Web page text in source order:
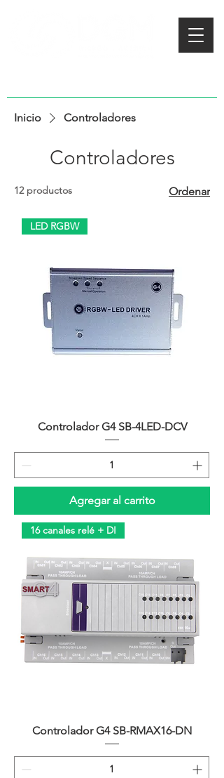
Inicio Controladores
Controladores
12 productos Ordenar
LED RGBW
Controlador G4 SB-4LED-DCV
Agregar al carrito
16 canales relé + DI
Controlador G4 SB-RMAX16-DN